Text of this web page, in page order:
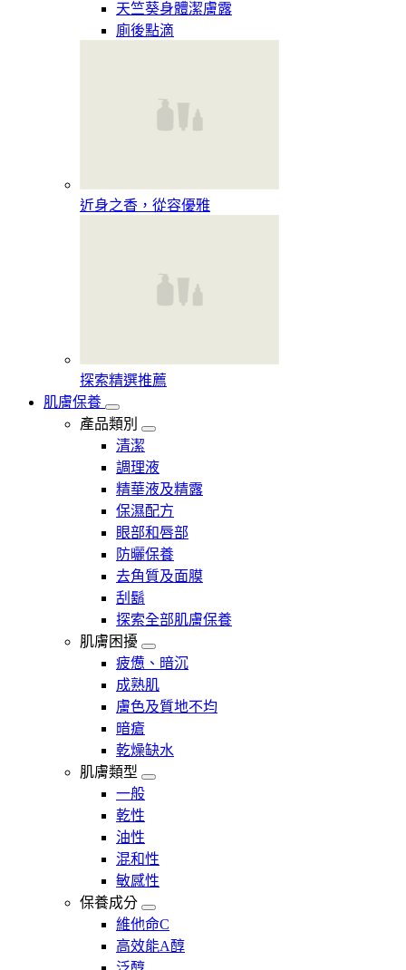
天竺葵身體潔膚露
廁後點滴
近身之香，從容優雅
探索精選推薦
肌膚保養
產品類別
清潔
調理液
精華液及精露
保濕配方
眼部和唇部
防曬保養
去角質及面膜
刮鬍
探索全部肌膚保養
肌膚困擾
疲憊、暗沉
成熟肌
膚色及質地不均
暗瘡​
乾燥缺水
肌膚類型
一般
乾性
油性
混和性
敏感性
保養成分
維他命C
高效能A醇